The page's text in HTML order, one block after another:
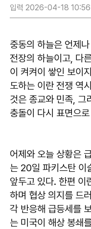
입력 2026-04-18 10:56
중동의 하늘은 언제
전장의 하늘이고, 다
이 켜켜이 쌓인 보이
도하는 이란 전쟁 역
것은 종교와 민족, 그
충돌이 다시 표면으
어제와 오늘 상황은
는 20일 파키스탄 이
앞두고 있다. 한편 이
하며 협상 의지를 드
각 반응해 급등세를
는 미국이 해상 봉쇄